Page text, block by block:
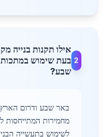
2
אילו תקנות בנייה
בעת שימוש במתכות
שבע?
באר שבע ודרום הארץ
מחמירות המתייחסות
לשימוש בתעשייה